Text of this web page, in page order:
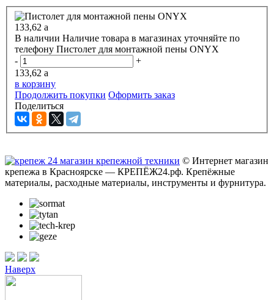
133,62 a
В наличии Наличие товара в магазинах уточняйте по
телефону Пистолет для монтажной пены ONYX
-
+
133,62 a
в корзину
Продолжить покупки Оформить заказ
Поделиться
© Интернет магазин
крепежа в Красноярске — КРЕПЁЖ24.рф. Крепёжные
материалы, расходные материалы, инструменты и фурнитура.
Наверх